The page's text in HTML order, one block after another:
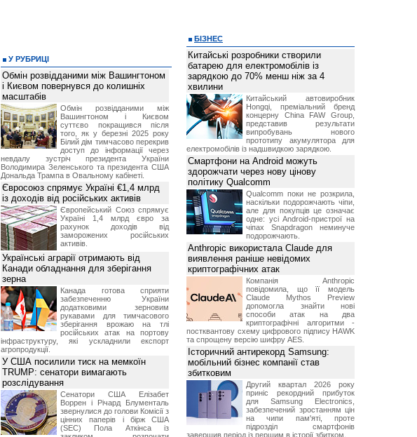
У РУБРИЦІ
Обмін розвідданими між Вашингтоном
і Києвом повернувся до колишніх
масштабів
Обмін розвідданими між
Вашингтоном і Києвом
суттєво покращився після
того, як у березні 2025 року
Білий дім тимчасово перекрив
доступ до інформації через
невдалу зустріч президента України
Володимира Зеленського та президента США
Дональда Трампа в Овальному кабінеті.
Євросоюз спрямує Україні €1,4 млрд
із доходів від російських активів
Європейський Союз спрямує
Україні 1,4 млрд євро за
рахунок доходів від
заморожених російських
активів.
Українські аграрії отримають від
Канади обладнання для зберігання
зерна
Канада готова сприяти
забезпеченню України
додатковими зерновим
рукавами для тимчасового
зберігання врожаю на тлі
російських атак на портову
інфраструктуру, які ускладнили експорт
агропродукції.
У США посилили тиск на мемкоїн
TRUMP: сенатори вимагають
розслідування
Сенатори США Елізабет
Воррен і Річард Блументаль
звернулися до голови Комісії з
цінних паперів і бірж США
(SEC) Пола Аткінса із
БІЗНЕС
Китайські розробники створили
батарею для електромобілів із
зарядкою до 70% менш ніж за 4
хвилини
Китайський автовиробник
Hongqi, преміальний бренд
концерну China FAW Group,
представив результати
випробувань нового
прототипу акумулятора для
електромобілів із надшвидкою зарядкою.
Смартфони на Android можуть
здорожчати через нову цінову
політику Qualcomm
Qualcomm поки не розкрила,
наскільки подорожчають чіпи,
але для покупців це означає
одне: усі Android-пристрої на
чіпах Snapdragon неминуче
подорожчають.
Anthropic використала Claude для
виявлення раніше невідомих
криптографічних атак
Компанія Anthropic
повідомила, що її модель
Claude Mythos Preview
допомогла знайти нові
способи атак на два
криптографічні алгоритми -
постквантову схему цифрового підпису HAWK
та спрощену версію шифру AES.
Історичний антирекорд Samsung:
мобільний бізнес компанії став
збитковим
Другий квартал 2026 року
приніс рекордний прибуток
для Samsung Electronics,
забезпечений зростанням цін
на чипи пам'яті, проте
підрозділ смартфонів
завершив період із першим в історії збитком.